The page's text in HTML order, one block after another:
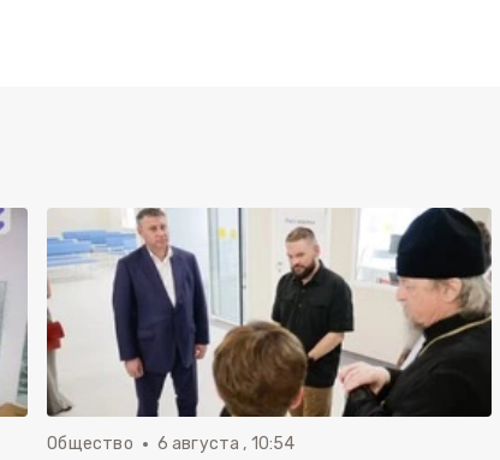
Общество 6 августа , 10:54